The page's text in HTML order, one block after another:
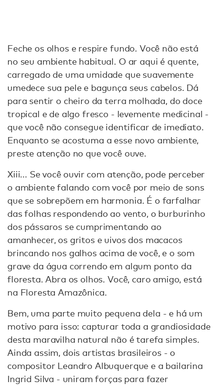
Feche os olhos e respire fundo. Você não está
no seu ambiente habitual. O ar aqui é quente,
carregado de uma umidade que suavemente
umedece sua pele e bagunça seus cabelos. Dá
para sentir o cheiro da terra molhada, do doce
tropical e de algo fresco - levemente medicinal -
que você não consegue identificar de imediato.
Enquanto se acostuma a esse novo ambiente,
preste atenção no que você ouve.
Xiii... Se você ouvir com atenção, pode perceber
o ambiente falando com você por meio de sons
que se sobrepõem em harmonia. É o farfalhar
das folhas respondendo ao vento, o burburinho
dos pássaros se cumprimentando ao
amanhecer, os gritos e uivos dos macacos
brincando nos galhos acima de você, e o som
grave da água correndo em algum ponto da
floresta. Abra os olhos. Você, caro amigo, está
na Floresta Amazônica.
Bem, uma parte muito pequena dela - e há um
motivo para isso: capturar toda a grandiosidade
desta maravilha natural não é tarefa simples.
Ainda assim, dois artistas brasileiros - o
compositor Leandro Albuquerque e a bailarina
Ingrid Silva - uniram forças para fazer